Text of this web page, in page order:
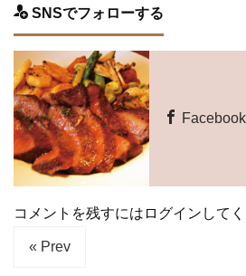
SNSでフォローする
Facebook
コメントを残すにはログインしてく
« Prev